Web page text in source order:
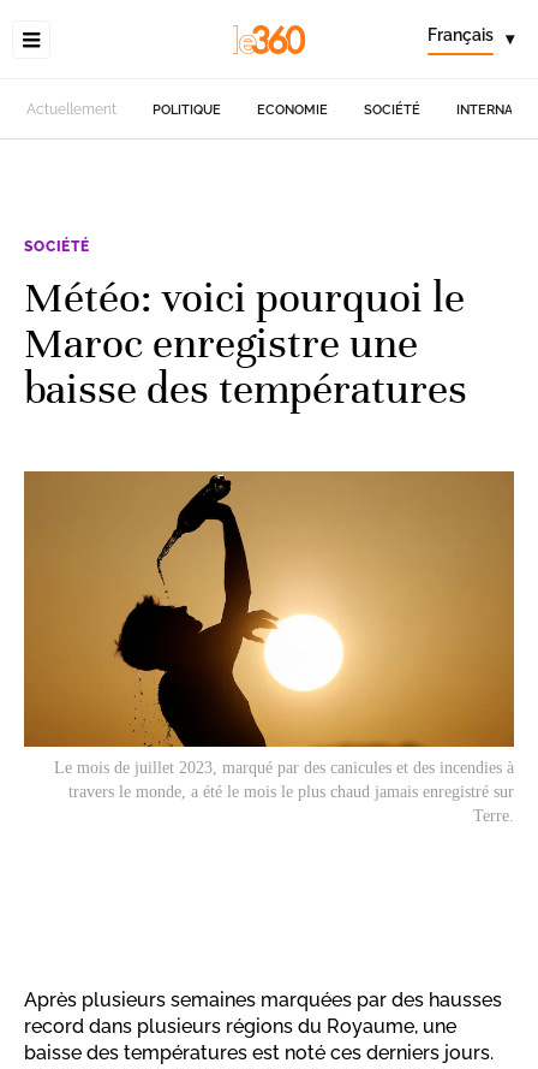
Français ▾
Actuellement POLITIQUE ECONOMIE SOCIÉTÉ
SOCIÉTÉ
Météo: voici pourquoi le
Maroc enregistre une
baisse des températures
Le mois de juillet 2023, marqué par des canicules et des incendies à
travers le monde, a été le mois le plus chaud jamais enregistré sur
Terre.
Après plusieurs semaines marquées par des hausses
record dans plusieurs régions du Royaume, une
baisse des températures est noté ces derniers jours.